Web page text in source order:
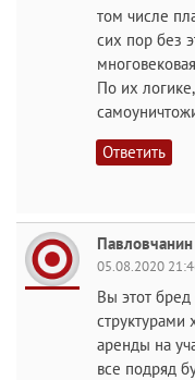
том числе
сих пор без
По их
Ответить
Павловчанин
05.08.2020
Вы этот
структурами
аренды на
все подряд